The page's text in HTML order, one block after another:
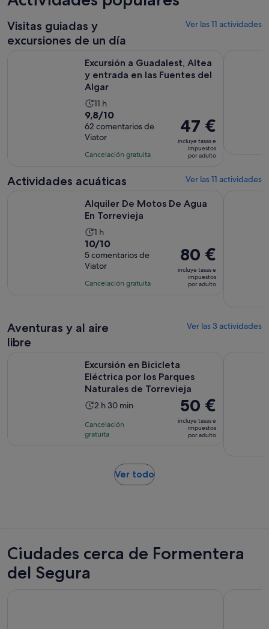
Visitas guiadas y
excursiones de un día
Ver las 11 actividades
Excursión a Guadalest, Altea
y entrada en las Fuentes del
Algar
La
duración
de
la
actividad
de
11 h
9.8
sobre
10
con
comentarios
9,8/10
62 comentarios de
Viator
Cancelación gratuita
El
precio
es
de
por
adulto
47 €
incluye tasas e
impuestos
por adulto
Actividades acuáticas Ver las 11 actividades
Alquiler De Motos De Agua
En Torrevieja
La
duración
de
la
actividad
1 hora
1 h
10.0
sobre
10
con
10/10
5 comentarios de
Viator
Cancelación gratuita
El
precio
es
de
adulto
80 €
incluye tasas e
impuestos
por adulto
Aventuras y al aire
libre
Ver las 3 actividades
Excursión en Bicicleta
Eléctrica por los Parques
Naturales de Torrevieja
La
de
2 h 30 min
Cancelación
gratuita
El
precio
es
de
50 €
incluye tasas e
impuestos
por adulto
Ver todoSe
Ciudades cerca de Formentera
del Segura